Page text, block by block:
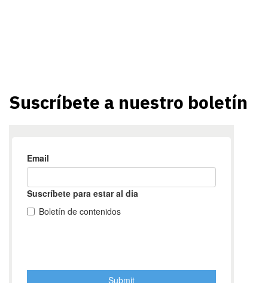
Suscríbete a nuestro boletín